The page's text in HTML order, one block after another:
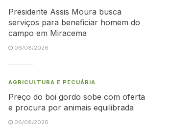
Presidente Assis Moura busca
serviços para beneficiar homem do
campo em Miracema
06/08/2026
AGRICULTURA E PECUÁRIA
Preço do boi gordo sobe com oferta
e procura por animais equilibrada
06/08/2026